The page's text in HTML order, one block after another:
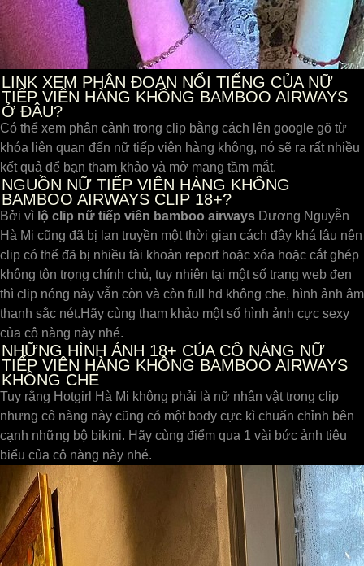
LINK XEM PHÂN ĐOẠN NỔI TIẾNG CỦA NỮ
TIẾP VIÊN HÀNG KHÔNG BAMBOO AIRWAYS
Ở ĐÂU?
Có thể xem phân cảnh trong clip bằng cách lên google gõ từ
khóa liên quan đến nữ tiếp viên hàng không, nó sẽ ra rất nhiều
kết quả để bạn tham khảo và mở mang tầm mắt.
NGUỒN NỮ TIẾP VIÊN HÀNG KHÔNG
BAMBOO AIRWAYS CLIP 18+?
Bởi vì lộ clip nữ tiếp viên bamboo airways Dương Nguyễn
Hà Mi cũng đã bị lan truyền một thời gian cách đây khá lâu nên
clip có thể đã bị nhiều tài khoản report hoặc xóa hoặc cắt ghép
không tôn trọng chính chủ, tuy nhiên tại một số trang web đen
thì clip nóng này vẫn còn và còn full hd không che, hình ảnh âm
thanh sắc nét.Hãy cùng tham khảo một số hình ảnh cực sexy
của cô nàng này nhé.
NHỮNG HÌNH ẢNH 18+ CỦA CÔ NÀNG NỮ
TIẾP VIÊN HÀNG KHÔNG BAMBOO AIRWAYS
KHÔNG CHE
Tuy rằng Hotgirl Hà Mi không phải là nữ nhân vật trong clip
nhưng cô nàng này cũng có một body cực kì chuẩn chỉnh bên
cạnh những bộ bikini. Hãy cùng điểm qua 1 vài bức ảnh tiêu
biểu của cô nàng này nhé.